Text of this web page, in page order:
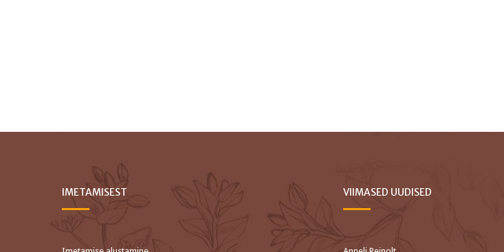
IMETAMISEST VIIMASED UUDISED